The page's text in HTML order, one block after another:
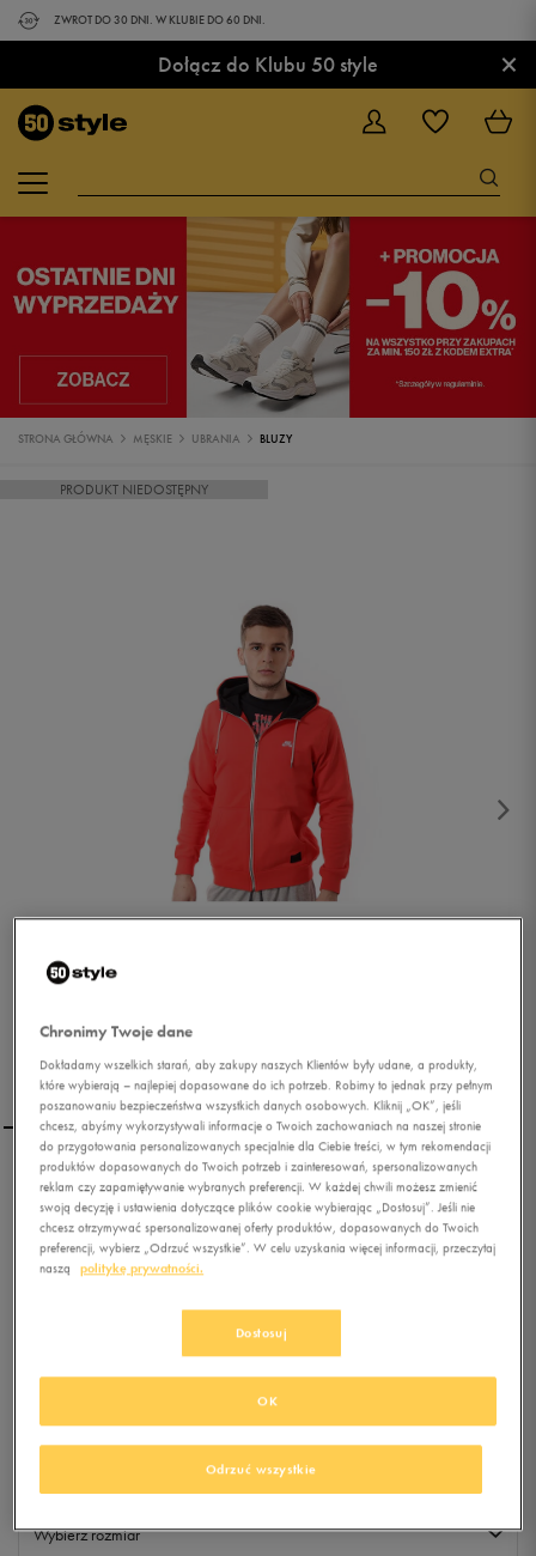
ZWROT DO 30 DNI. W KLUBIE DO 60 DNI.
Dołącz do Klubu 50 style ×
STRONA GŁÓWNA MĘSKIE UBRANIA BLUZY
PRODUKT NIEDOSTĘPNY
NIKE BLUZA SB ICON FULL
ZIP HOODIE
0.0 0
KLUBIE 50 STYLE
Produkt niedostępny
Jeśli artykuł będzie ponownie dostępny, otrzymasz od nas powiadomienie.
Wybierz rozmiar
Chronimy Twoje dane
Dokładamy wszelkich starań, aby zakupy naszych Klientów były udane, a produkty,
które wybierają – najlepiej dopasowane do ich potrzeb. Robimy to jednak przy pełnym
poszanowaniu bezpieczeństwa wszystkich danych osobowych. Kliknij „OK”, jeśli
chcesz, abyśmy wykorzystywali informacje o Twoich zachowaniach na naszej stronie
do przygotowania personalizowanych specjalnie dla Ciebie treści, w tym rekomendacji
produktów dopasowanych do Twoich potrzeb i zainteresowań, spersonalizowanych
reklam czy zapamiętywanie wybranych preferencji. W każdej chwili możesz zmienić
swoją decyzję i ustawienia dotyczące plików cookie wybierając „Dostosuj”. Jeśli nie
chcesz otrzymywać spersonalizowanej oferty produktów, dopasowanych do Twoich
preferencji, wybierz „Odrzuć wszystkie”. W celu uzyskania więcej informacji, przeczytaj
naszą
politykę prywatności.
Dostosuj
Odrzuć wszystkie
OK